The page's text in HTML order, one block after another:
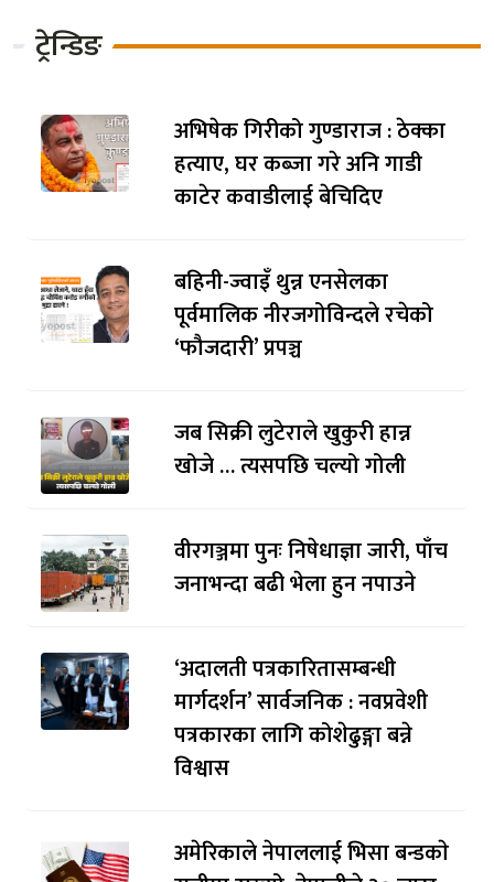
ट्रेन्डिङ
अभिषेक गिरीको गुण्डाराज : ठेक्का
हत्याए, घर कब्जा गरे अनि गाडी
काटेर कवाडीलाई बेचिदिए
बहिनी-ज्वाइँ थुन्न एनसेलका
पूर्वमालिक नीरजगोविन्दले रचेको
‘फौजदारी’ प्रपञ्च
जब सिक्री लुटेराले खुकुरी हान्न
खोजे … त्यसपछि चल्यो गोली
वीरगञ्जमा पुनः निषेधाज्ञा जारी, पाँच
जनाभन्दा बढी भेला हुन नपाउने
‘अदालती पत्रकारितासम्बन्धी
मार्गदर्शन’ सार्वजनिक : नवप्रवेशी
पत्रकारका लागि कोशेढुङ्गा बन्ने
विश्वास
अमेरिकाले नेपाललाई भिसा बन्डकाे